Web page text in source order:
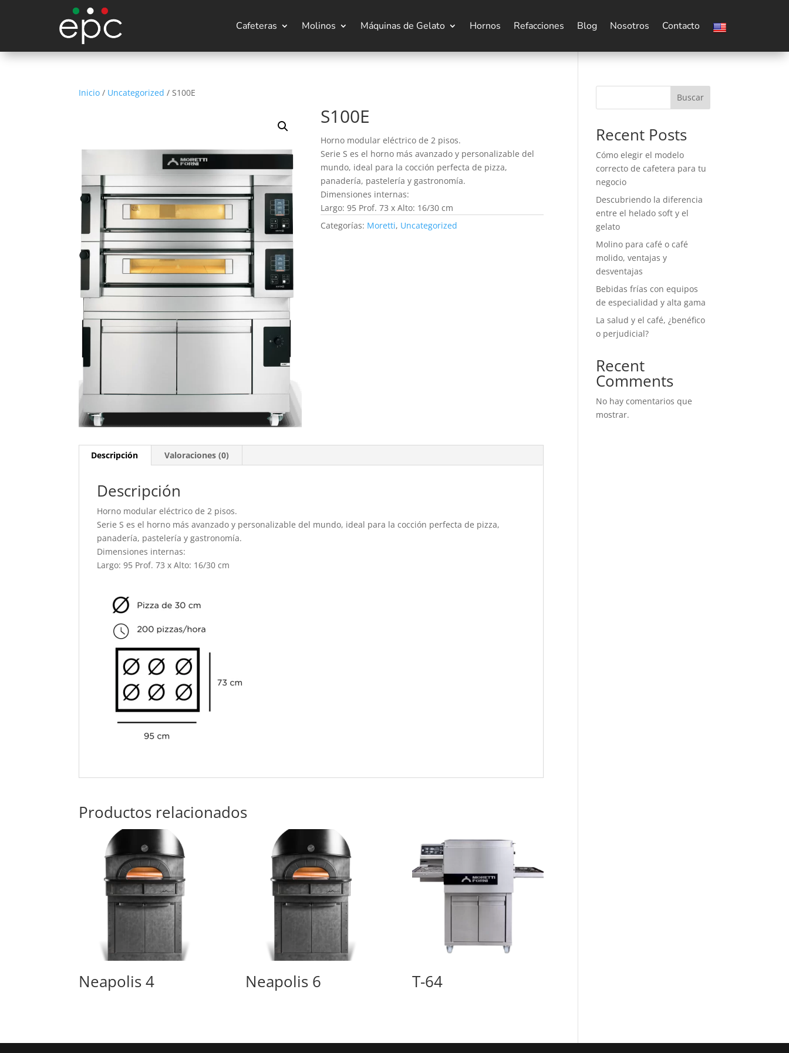
Cafeteras Molinos Máquinas de Gelato Hornos Refacciones Blog Nosotros Contacto
Inicio / Uncategorized / S100E
S100E
Horno modular eléctrico de 2 pisos.
Serie S es el horno más avanzado y personalizable del
mundo, ideal para la cocción perfecta de pizza,
panadería, pastelería y gastronomía.
Dimensiones internas:
Largo: 95 Prof. 73 x Alto: 16/30 cm
Categorías: Moretti, Uncategorized
Descripción Valoraciones (0)
Descripción
Horno modular eléctrico de 2 pisos.
Serie S es el horno más avanzado y personalizable del mundo, ideal para la cocción perfecta de pizza,
panadería, pastelería y gastronomía.
Dimensiones internas:
Largo: 95 Prof. 73 x Alto: 16/30 cm
Productos relacionados
Neapolis 4 Neapolis 6 T-64
Buscar
Recent Posts
Cómo elegir el modelo
correcto de cafetera para tu
negocio
Descubriendo la diferencia
entre el helado soft y el
gelato
Molino para café o café
molido, ventajas y
desventajas
Bebidas frías con equipos
de especialidad y alta gama
La salud y el café, ¿benéfico
o perjudicial?
Recent
Comments
No hay comentarios que
mostrar.